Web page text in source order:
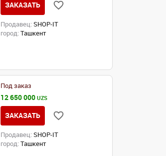
ЗАКАЗАТЬ
Продавец: SHOP-IT
город: Ташкент
Под заказ
12 650 000UZS
ЗАКАЗАТЬ
Продавец: SHOP-IT
город: Ташкент